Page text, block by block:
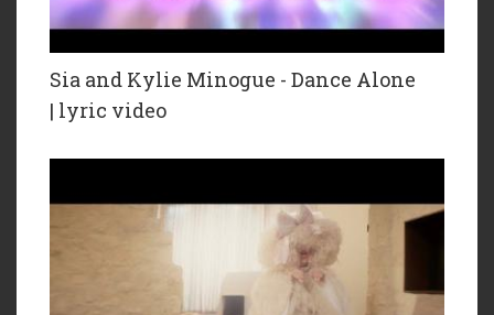
Sia and Kylie Minogue - Dance Alone
| lyric video